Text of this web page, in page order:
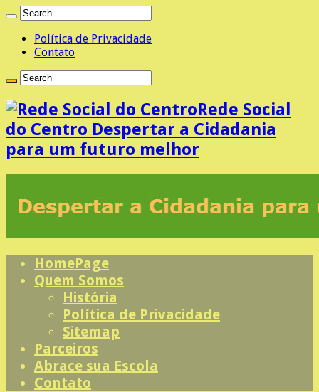
Política de Privacidade
Contato
Rede Social
do Centro Despertar a Cidadania
para um futuro melhor
HomePage
Quem Somos
História
Política de Privacidade
Sitemap
Parceiros
Abrace sua Escola
Contato